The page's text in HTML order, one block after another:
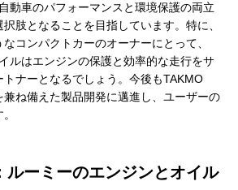
動車のパフォーマンスと環境保護の両立
肢となることを目指しています。特に、
コンパクトカーのオーナーにとって、
ルはエンジンの保護と効率的な走行をサ
ナーとなるでしょう。今後もTAKMO
ね備えた製品開発に邁進し、ユーザーの
ルーミーのエンジンとオイル